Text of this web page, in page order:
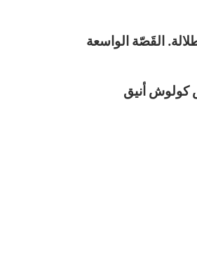
القَصّة الواسعة
كولوش أنيق